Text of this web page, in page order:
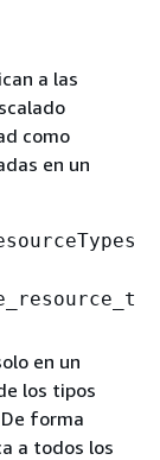
a las
como
en un
en un
los tipos
forma
a todos los